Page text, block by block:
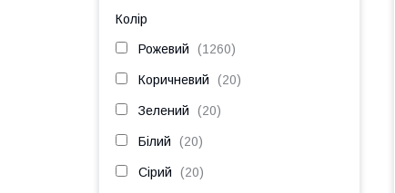
Колір
Рожевий 1260
Коричневий 20
Зелений 20
Білий 20
Сірий 20